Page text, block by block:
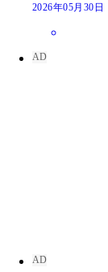
2026年05月30日